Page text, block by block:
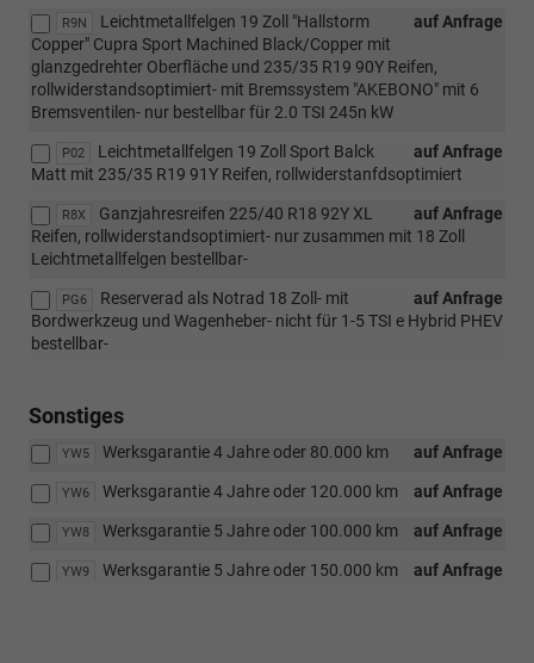
R9N auf Anfrage
Leichtmetallfelgen 19 Zoll "Hallstorm
Copper" Cupra Sport Machined Black/Copper mit
glanzgedrehter Oberfläche und 235/35 R19 90Y Reifen,
rollwiderstandsoptimiert- mit Bremssystem "AKEBONO" mit 6
Bremsventilen- nur bestellbar für 2.0 TSI 245n kW
P02 auf Anfrage
Leichtmetallfelgen 19 Zoll Sport Balck
Matt mit 235/35 R19 91Y Reifen, rollwiderstanfdsoptimiert
R8X auf Anfrage
Ganzjahresreifen 225/40 R18 92Y XL
Reifen, rollwiderstandsoptimiert- nur zusammen mit 18 Zoll
Leichtmetallfelgen bestellbar-
PG6 auf Anfrage
Reserverad als Notrad 18 Zoll- mit
Bordwerkzeug und Wagenheber- nicht für 1-5 TSI e Hybrid PHEV
bestellbar-
Sonstiges
YW5 auf Anfrage
Werksgarantie 4 Jahre oder 80.000 km
YW6 auf Anfrage
Werksgarantie 4 Jahre oder 120.000 km
YW8 auf Anfrage
Werksgarantie 5 Jahre oder 100.000 km
YW9 auf Anfrage
Werksgarantie 5 Jahre oder 150.000 km